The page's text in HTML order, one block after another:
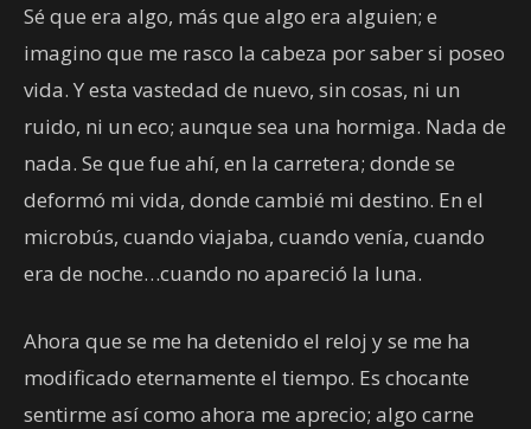
Sé que era algo, más que algo era alguien; e
imagino que me rasco la cabeza por saber si poseo
vida. Y esta vastedad de nuevo, sin cosas, ni un
ruido, ni un eco; aunque sea una hormiga. Nada de
nada. Se que fue ahí, en la carretera; donde se
deformó mi vida, donde cambié mi destino. En el
microbús, cuando viajaba, cuando venía, cuando
era de noche…cuando no apareció la luna.
Ahora que se me ha detenido el reloj y se me ha
modificado eternamente el tiempo. Es chocante
sentirme así como ahora me aprecio; algo carne